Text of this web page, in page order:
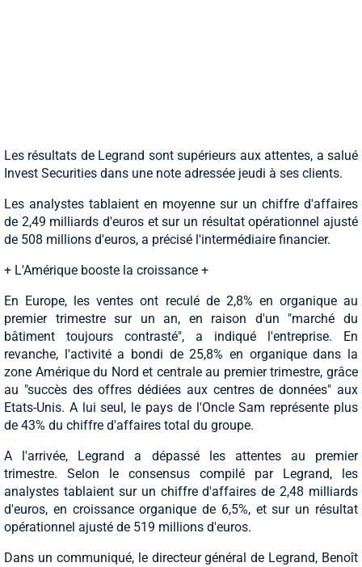
Les résultats de Legrand sont supérieurs aux attentes, a salué
Invest Securities dans une note adressée jeudi à ses clients.
Les analystes tablaient en moyenne sur un chiffre d'affaires
de 2,49 milliards d'euros et sur un résultat opérationnel ajusté
de 508 millions d'euros, a précisé l'intermédiaire financier.
+ L'Amérique booste la croissance +
En Europe, les ventes ont reculé de 2,8% en organique au
premier trimestre sur un an, en raison d'un "marché du
bâtiment toujours contrasté", a indiqué l'entreprise. En
revanche, l'activité a bondi de 25,8% en organique dans la
zone Amérique du Nord et centrale au premier trimestre, grâce
au "succès des offres dédiées aux centres de données" aux
Etats-Unis. A lui seul, le pays de l'Oncle Sam représente plus
de 43% du chiffre d'affaires total du groupe.
A l'arrivée, Legrand a dépassé les attentes au premier
trimestre. Selon le consensus compilé par Legrand, les
analystes tablaient sur un chiffre d'affaires de 2,48 milliards
d'euros, en croissance organique de 6,5%, et sur un résultat
opérationnel ajusté de 519 millions d'euros.
Dans un communiqué, le directeur général de Legrand, Benoît